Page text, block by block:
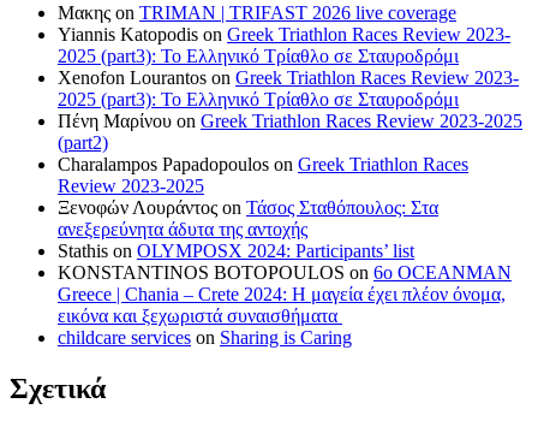
Μακης on TRIMAN | TRIFAST 2026 live coverage
Yiannis Katopodis on Greek Triathlon Races Review 2023-
2025 (part3): Το Ελληνικό Τρίαθλο σε Σταυροδρόμι
Xenofon Lourantos on Greek Triathlon Races Review 2023-
2025 (part3): Το Ελληνικό Τρίαθλο σε Σταυροδρόμι
Πένη Μαρίνου on Greek Triathlon Races Review 2023-2025
(part2)
Charalampos Papadopoulos on Greek Triathlon Races
Review 2023-2025
Ξενοφών Λουράντος on Τάσος Σταθόπουλος: Στα
ανεξερεύνητα άδυτα της αντοχής
Stathis on OLYMPOSX 2024: Participants’ list
KONSTANTINOS BOTOPOULOS on 6ο OCEANMAN
Greece | Chania – Crete 2024: Η μαγεία έχει πλέον όνομα,
εικόνα και ξεχωριστά συναισθήματα
childcare services on Sharing is Caring
Σχετικά